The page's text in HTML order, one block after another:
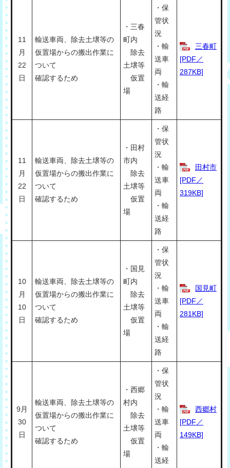
11
月
22
日
輸送車両、除去土壌等の
仮置場からの搬出作業に
ついて
確認するため
・三春
町内
除去
土壌等
仮置
場
・保
管状
況
・輸
送車
両
・輸
送経
路
三春町
[PDF／
287KB]
11
月
22
日
輸送車両、除去土壌等の
仮置場からの搬出作業に
ついて
確認するため
・田村
市内
除去
土壌等
仮置
場
・保
管状
況
・輸
送車
両
・輸
送経
路
田村市
[PDF／
319KB]
10
月
10
日
輸送車両、除去土壌等の
仮置場からの搬出作業に
ついて
確認するため
・国見
町内
除去
土壌等
仮置
場
・保
管状
況
・輸
送車
両
・輸
送経
路
国見町
[PDF／
281KB]
9月
30
日
輸送車両、除去土壌等の
仮置場からの搬出作業に
ついて
確認するため
・西郷
村内
除去
土壌等
仮置
場
・保
管状
況
・輸
送車
両
・輸
送経
西郷村
[PDF／
149KB]